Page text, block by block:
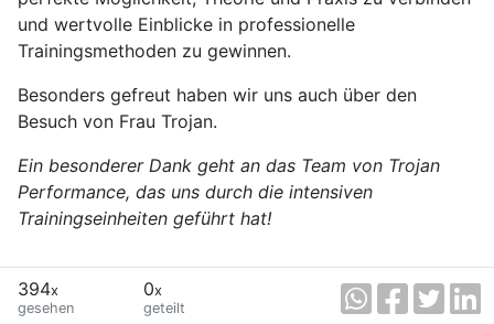
und wertvolle Einblicke in professionelle
Trainingsmethoden zu gewinnen.
Besonders gefreut haben wir uns auch über den
Besuch von Frau Trojan.
Ein besonderer Dank geht an das Team von Trojan
Performance, das uns durch die intensiven
Trainingseinheiten geführt hat!
394x
gesehen
0x
geteilt